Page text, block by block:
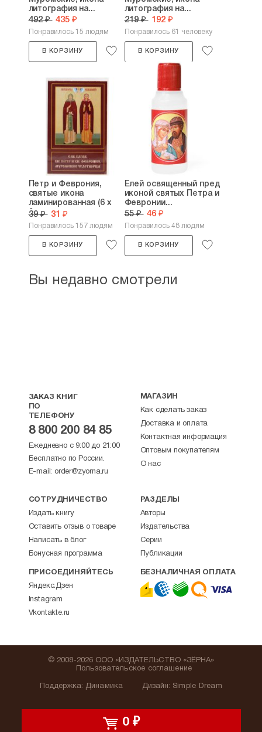
0 ₽
литография на...
492 ₽ 435 ₽
Понравилось 15 людям
В КОРЗИНУ
литография на...
219 ₽ 192 ₽
Понравилось 61 человеку
В КОРЗИНУ
Петр и Феврония,
святые икона
ламинированная (6 х
9...
39 ₽ 31 ₽
Понравилось 157 людям
В КОРЗИНУ
Елей освященный пред
иконой святых Петра и
Февронии...
55 ₽ 46 ₽
Понравилось 48 людям
В КОРЗИНУ
Вы недавно смотрели
ЗАКАЗ КНИГ
ПО
ТЕЛЕФОНУ
8 800 200 84 85
Ежедневно с 9:00 до 21:00
Бесплатно по России.
E-mail: order@zyorna.ru
МАГАЗИН
Как сделать заказ
Доставка и оплата
Контактная информация
Оптовым покупателям
О нас
СОТРУДНИЧЕСТВО
Издать книгу
Оставить отзыв о товаре
Написать в блог
Бонусная программа
РАЗДЕЛЫ
Авторы
Издательства
Серии
Публикации
ПРИСОЕДИНЯЙТЕСЬ
Яндекс.Дзен
Instagram
Vkontakte.ru
БЕЗНАЛИЧНАЯ ОПЛАТА
Поддержка: Динамика
© 2008-2026 ООО «ИЗДАТЕЛЬСТВО «ЗЁРНА»
Пользовательское соглашение
Дизайн: Simple Dream